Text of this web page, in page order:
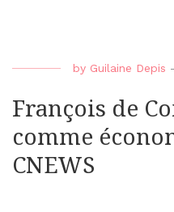
by Guilaine Depis -
François de
comme
CNEWS